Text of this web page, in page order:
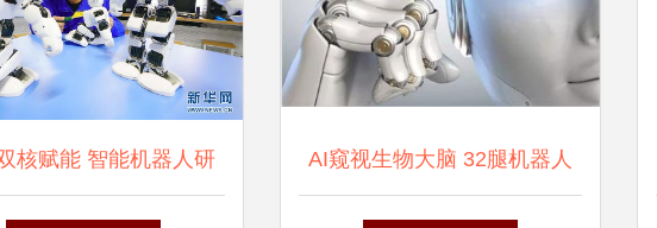
核赋能 智能机器人研 AI窥视生物大脑 32腿机器人